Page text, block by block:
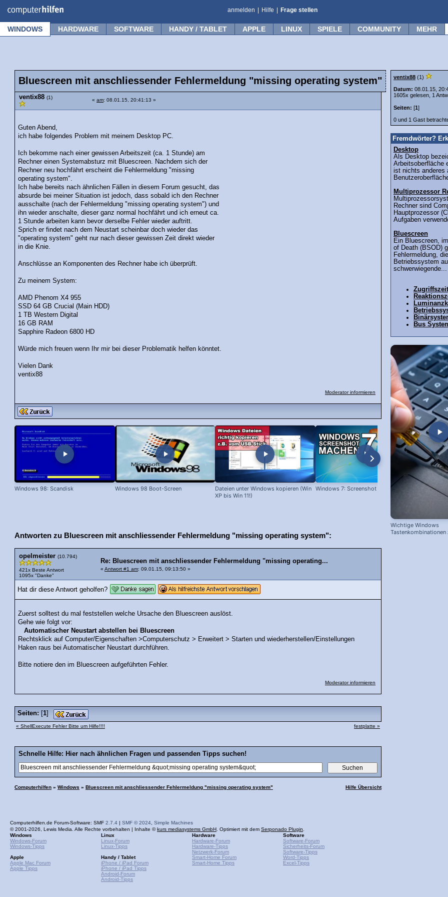
anmelden Hilfe Frage stellen
WINDOWS HARDWARE SOFTWARE HANDY / TABLET APPLE LINUX SPIELE COMMUNITY MEHR
Bluescreen mit anschliessender Fehlermeldung "missing operating system"
ventix88 (1) « am: 08.01.15, 20:41:13 »
Guten Abend,
ich habe folgendes Problem mit meinem Desktop PC.
Ich bekomme nach einer gewissen Arbeitszeit (ca. 1 Stunde) am
Rechner einen Systemabsturz mit Bluescreen. Nachdem sich der
Rechner neu hochfährt erscheint die Fehlermeldung "missing
operating system".
Ich habe bereits nach ähnlichen Fällen in diesem Forum gesucht, das
absurde bei meiner Situation ist jedoch, dass sobald ich den Rechner
ausschalte (nach der Fehlermeldung "missing operating system") und
ihn wieder anschalte, dieser ganz normal hochfährt und ich erneut ca.
1 Stunde arbeiten kann bevor derselbe Fehler wieder auftritt.
Sprich er findet nach dem Neustart scheinbar doch wieder das
"operating system" geht nur nach dieser gewissen Zeit direkt wieder
in die Knie.
Anschlüsse an Komponenten des Rechner habe ich überprüft.
Zu meinem System:
AMD Phenom X4 955
SSD 64 GB Crucial (Main HDD)
1 TB Western Digital
16 GB RAM
Sapphire Radeon 6800 HD
Würde mich freuen wenn Ihr mir bei dieser Problematik helfen könntet.
Vielen Dank
ventix88
Moderator informieren
Windows 98: Scandisk Windows 98 Boot-Screen
Dateien unter Windows kopieren (Win
XP bis Win 11!)
Windows 7: Screenshot machen
Antworten zu Bluescreen mit anschliessender Fehlermeldung "missing operating system":
opelmeister (10.794)
421x Beste Antwort
1095x "Danke"
Re: Bluescreen mit anschliessender Fehlermeldung "missing operating...
« Antwort #1 am: 09.01.15, 09:13:50 »
Hat dir diese Antwort geholfen?
Zuerst solltest du mal feststellen welche Ursache den Bluescreen auslöst.
Gehe wie folgt vor:
Automatischer Neustart abstellen bei Bluescreen
Rechtsklick auf Computer/Eigenschaften >Computerschutz > Erweitert > Starten und wiederherstellen/Einstellungen
Haken raus bei Automatischer Neustart durchführen.
Bitte notiere den im Bluescreen aufgeführten Fehler.
Moderator informieren
Seiten: [1]
« ShellExecute Fehler Bitte um Hilfe!!!! festplatte »
Schnelle Hilfe: Hier nach ähnlichen Fragen und passenden Tipps suchen!
Computerhilfen » Windows » Bluescreen mit anschliessender Fehlermeldung "missing operating system" Hilfe Übersicht
ventix88 (1)
Datum: 08.01.15,
1605x gelesen, 1
Seiten: [1]
0 und 1 Gast
Fremdwörter?
Desktop
Als Desktop
Arbeitsoberfläche
ist nichts anderes
Multiprozessor
Rechner sind
Hauptprozessor
Aufgaben
Bluescreen
Ein Bluescreen,
of Death (BSOD)
Fehlermeldung,
Betriebssystem
schwerwiegende...
Zugriffszeit
Bus
Wichtige Windows
Tastenkombinationen
Computerhilfen.de Forum-Software: SMF 2.7.4 | SMF © 2024 Simple Machines
© 2001-2026, Lewis Media. Alle Rechte vorbehalten | Inhalte ©kurs mediasystems GmbH . Optimiert mit dem Serponado Plugin
Windows
Windows-Forum
Windows-Tipps
Apple
Apple Mac Forum
Apple Tipps
Linux
Linux-Forum
Linux-Tipps
Handy / Tablet
iPhone / iPad Forum
iPhone / iPad Tipps
Android-Forum
Android-Tipps
Hardware
Hardware-Forum
Hardware-Tipps
Netzwerk-Forum
Smart-Home Forum
Smart-Home Tipps
Software
Software-Forum
Sicherheits-Forum
Software-Tipps
Word-Tipps
Excel-Tipps